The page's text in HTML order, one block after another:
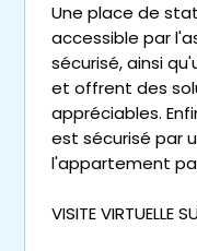
Une place de
accessible par
sécurisé, ainsi
et offrent des
appréciables.
est sécurisé par
l'appartement
VISITE VIRTUELLE